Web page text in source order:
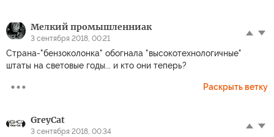
Мелкий промышленниак
3 сентября 2018, 00:21
Страна-"бензоколонка" обогнала "высокотехнологичные"
штаты на световые годы... и кто они теперь?
Раскрыть ветку
GreyCat
3 сентября 2018, 00:34